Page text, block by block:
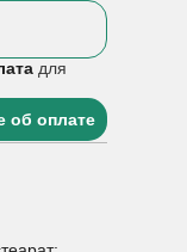
для
об оплате